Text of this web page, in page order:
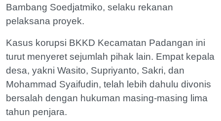
Bambang Soedjatmiko, selaku rekanan
pelaksana proyek.
Kasus korupsi BKKD Kecamatan Padangan ini
turut menyeret sejumlah pihak lain. Empat kepala
desa, yakni Wasito, Supriyanto, Sakri, dan
Mohammad Syaifudin, telah lebih dahulu divonis
bersalah dengan hukuman masing-masing lima
tahun penjara.